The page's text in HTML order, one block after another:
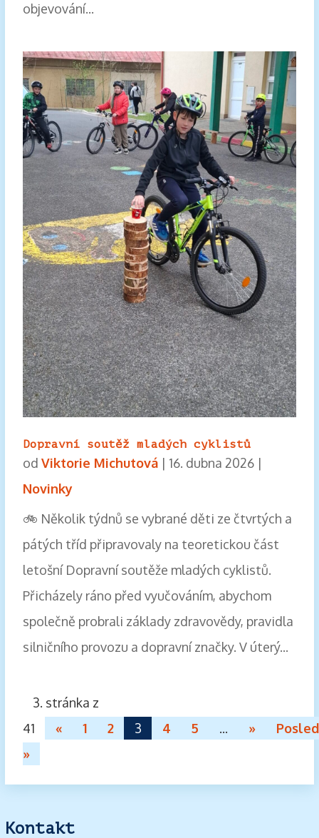
objevování...
Dopravní soutěž mladých cyklistů
od Viktorie Michutová| 16. dubna 2026|
Novinky
🚲 Několik týdnů se vybrané děti ze čtvrtých a
pátých tříd připravovaly na teoretickou část
letošní Dopravní soutěže mladých cyklistů.
Přicházely ráno před vyučováním, abychom
společně probrali základy zdravovědy, pravidla
silničního provozu a dopravní značky. V úterý...
3. stránka z
41
« 1 2 3 4 5 ... »
»
Kontakt